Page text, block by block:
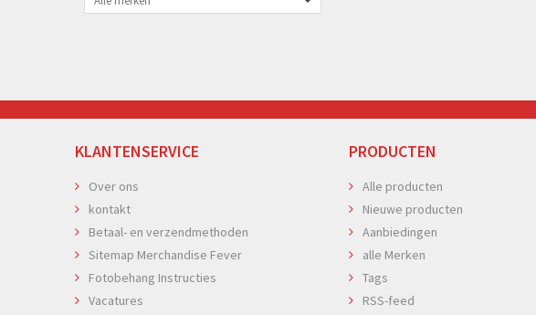
KLANTENSERVICE
Over ons
kontakt
Betaal- en verzendmethoden
Sitemap Merchandise Fever
Fotobehang Instructies
Vacatures
PRODUCTEN
Alle producten
Nieuwe producten
Aanbiedingen
alle Merken
Tags
RSS-feed